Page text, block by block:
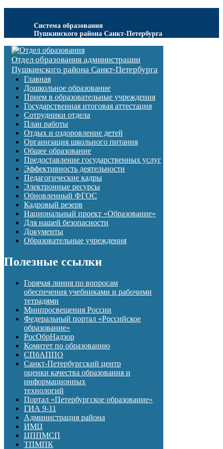
Система образования
Пушкинского района Санкт-Петербурга
Отдел образования администрации
Пушкинского района Санкт-Петербурга
Главная
Дошкольное образование
Прием в образовательные учреждения
Государственная итоговая аттестация
Сотрудники отдела
План работы
Отдых и оздоровление детей
Организация школьного питания
Общее образование
Предоставление государственных услуг
Эффективность деятельности
Педагогические кадры
Электронные ресурсы
Обновленный ФГОС
Кадровый резерв
Национальный проект «Образование»
Для нашей безопасности
Документы
Образовательные учреждения
Полезные ссылки
Горячая линия по вопросам
обеспечения учебниками и рабочими
тетрадями
Минпросвещения России
Федеральный портал «Российское
образование»
РосОбрНадзор
Комитет по образованию
СПбАППО
Санкт-Петербургский центр
оценки качества образования и
информационных
технологий
Портал «Петербургское образование»
ГИА 9-11
Администрация района
ИМЦ
ЦППМСП
ТПМПК